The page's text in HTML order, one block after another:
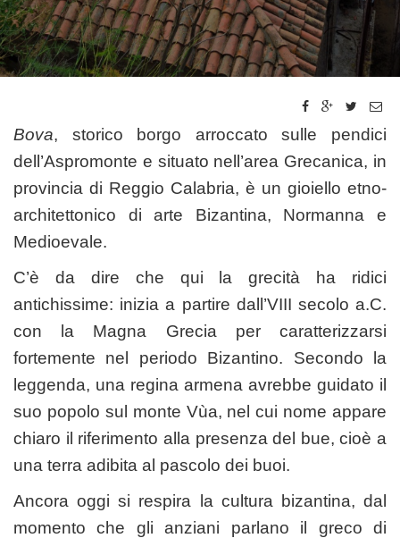
Bova, storico borgo arroccato sulle pendici
dell’Aspromonte e situato nell’area Grecanica, in
provincia di Reggio Calabria, è un gioiello etno-
architettonico di arte Bizantina, Normanna e
Medioevale.
C’è da dire che qui la grecità ha ridici
antichissime: inizia a partire dall’VIII secolo a.C.
con la Magna Grecia per caratterizzarsi
fortemente nel periodo Bizantino. Secondo la
leggenda, una regina armena avrebbe guidato il
suo popolo sul monte Vùa, nel cui nome appare
chiaro il riferimento alla presenza del bue, cioè a
una terra adibita al pascolo dei buoi.
Ancora oggi si respira la cultura bizantina, dal
momento che gli anziani parlano il greco di